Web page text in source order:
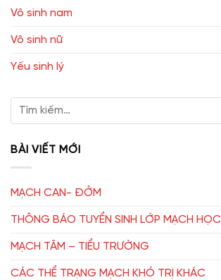
Vô sinh nam
Vô sinh nữ
Yếu sinh lý
BÀI VIẾT MỚI
MẠCH CAN- ĐỞM
THÔNG BÁO TUYỂN SINH LỚP MẠCH HỌC
MẠCH TÂM – TIỂU TRƯỜNG
CÁC THỂ TRẠNG MẠCH KHÓ TRỊ KHÁC